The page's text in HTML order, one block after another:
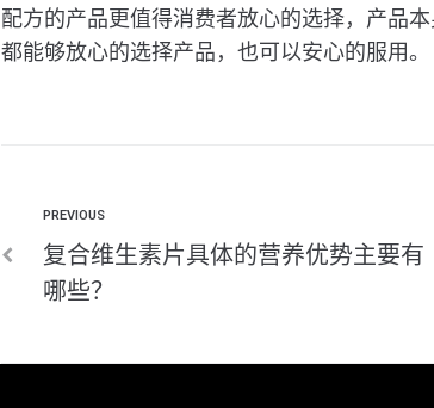
配方的产品更值得消费者放心的选择，产品
都能够放心的选择产品，也可以安心的服用。
PREVIOUS
复合维生素片具体的营养优势主要有
哪些？